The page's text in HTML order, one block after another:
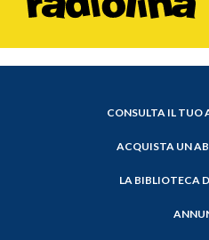
CONSULTA IL TUO
ACQUISTA UN
LA BIBLIOTECA